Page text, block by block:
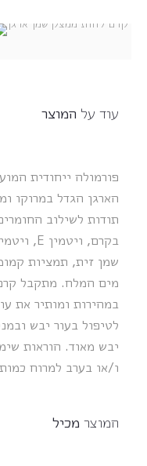
עוד על המוצר
פורמולה ייחודית
הארגן הגדל במרוקו
תודות לשילוב
שמן זית, תמציות
מים המלח. מתקבל
במהירות ומותיר את
לטיפול בעור יבש
יבש מאוד. הוראות
ו/או בערב למרוח
המוצר מכיל